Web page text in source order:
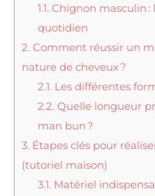
1.1. Chignon masculin
quotidien
2. Comment réussir un
nature de cheveux ?
2.1. Les différentes
2.2. Quelle longueur
man bun ?
3. Étapes clés pour
(tutoriel maison)
3.1. Matériel